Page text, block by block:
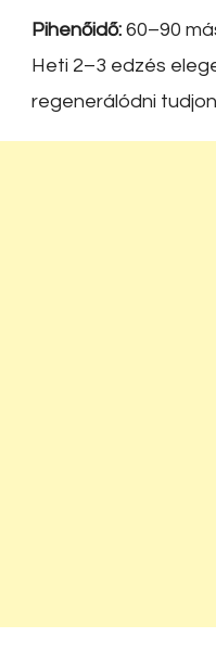
Pihenőidő: 60–90
Heti 2–3 edzés
regenerálódni